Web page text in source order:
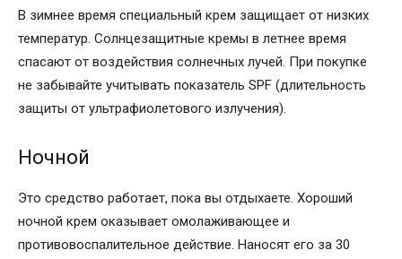
В зимнее время специальный крем защищает от низких
температур. Солнцезащитные кремы в летнее время
спасают от воздействия солнечных лучей. При покупке
не забывайте учитывать показатель SPF (длительность
защиты от ультрафиолетового излучения).
Ночной
Это средство работает, пока вы отдыхаете. Хороший
ночной крем оказывает омолаживающее и
противовоспалительное действие. Наносят его за 30